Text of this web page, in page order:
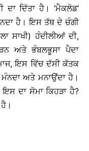
ਦਿੱਤਾ ਹੈ। ‘ਮੈਕਲੋਡ’
ਹੈ। ਇਸ ਤੱਥ ਦੇ ਚੰਗੀ
ਸਾਖੀ) ਹੰਦੀਲੀਆਂ ਦੀ,
ਅਤੇ ਭੰਬਲਭੂਸਾ ਪੈਦਾ
ਇਸ ਵਿੱਚ ਦੱਸੀ ਕੱਤਕ
ਮੰਨਦਾ ਅਤੇ ਮਨਾਉਂਦਾ ਹੈ।
ਦਾ ਸੋਮਾ ਕਿਹੜਾ ਹੈ?